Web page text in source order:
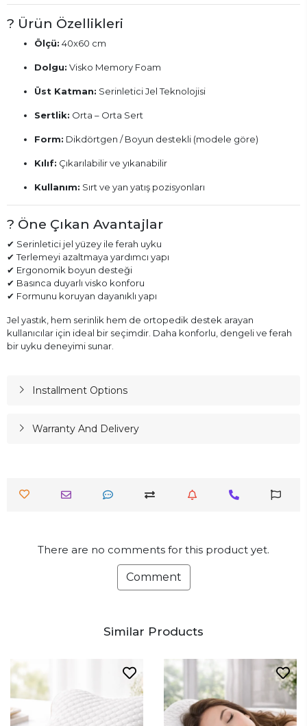
? Ürün Özellikleri
Ölçü: 40x60 cm
Dolgu: Visko Memory Foam
Üst Katman: Serinletici Jel Teknolojisi
Sertlik: Orta – Orta Sert
Form: Dikdörtgen / Boyun destekli (modele göre)
Kılıf: Çıkarılabilir ve yıkanabilir
Kullanım: Sırt ve yan yatış pozisyonları
? Öne Çıkan Avantajlar
✔ Serinletici jel yüzey ile ferah uyku
✔ Terlemeyi azaltmaya yardımcı yapı
✔ Ergonomik boyun desteği
✔ Basınca duyarlı visko konforu
✔ Formunu koruyan dayanıklı yapı
Jel yastık, hem serinlik hem de ortopedik destek arayan
kullanıcılar için ideal bir seçimdir. Daha konforlu, dengeli ve ferah
bir uyku deneyimi sunar.
Installment Options
Warranty And Delivery
There are no comments for this product yet.
Comment
Similar Products